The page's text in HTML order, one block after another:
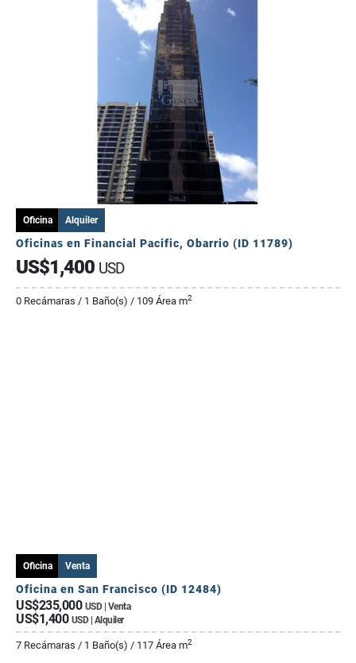
Oficina Alquiler
Oficinas en Financial Pacific, Obarrio (ID 11789)
US$1,400 USD
0 Recámaras / 1 Baño(s) / 109 Área m2
Oficina Venta
Oficina en San Francisco (ID 12484)
US$235,000 USD | Venta
US$1,400 USD | Alquiler
7 Recámaras / 1 Baño(s) / 117 Área m2